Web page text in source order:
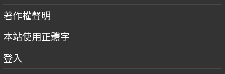
著作權聲明
本站使用正體字
登入